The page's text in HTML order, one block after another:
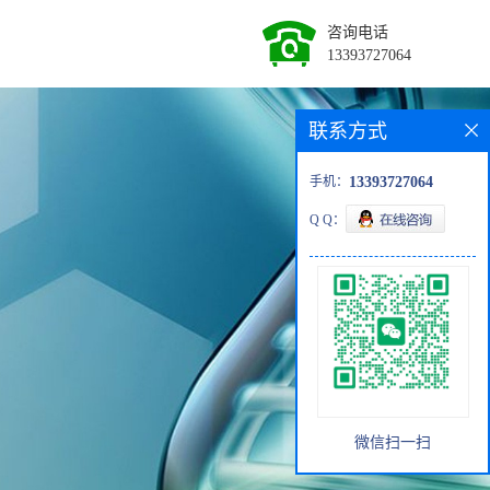
咨询电话
13393727064
联系方式
手机： 13393727064
Q Q：
微信扫一扫